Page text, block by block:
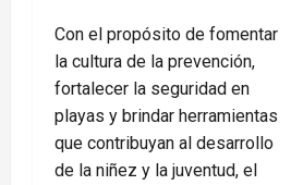
Con el propósito de fomentar
la cultura de la prevención,
fortalecer la seguridad en
playas y brindar herramientas
que contribuyan al desarrollo
de la niñez y la juventud, el